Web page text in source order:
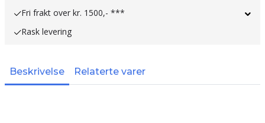
Fri frakt over kr. 1500,- ***
Rask levering
Beskrivelse Relaterte varer